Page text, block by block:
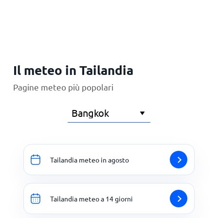
Il meteo in Tailandia
Pagine meteo più popolari
Tailandia meteo in agosto
Tailandia meteo a 14 giorni